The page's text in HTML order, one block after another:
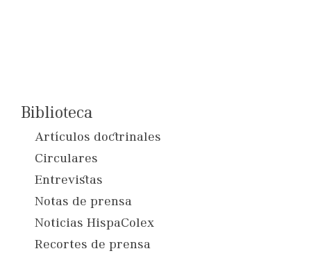
Biblioteca
Artículos doctrinales
Circulares
Entrevistas
Notas de prensa
Noticias HispaColex
Recortes de prensa